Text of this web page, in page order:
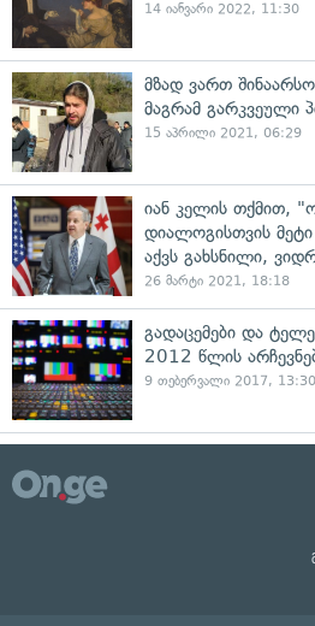
14 იანვარი 2022, 11:30
მზად ვართ
მაგრამ გარკვეული
15 აპრილი 2021, 06:29
იან კელის თქმით,
დიალოგისთვის
აქვს გახსნილი,
26 მარტი 2021, 18:18
გადაცემები და
2012 წლის
9 თებერვალი 2017, 13:30